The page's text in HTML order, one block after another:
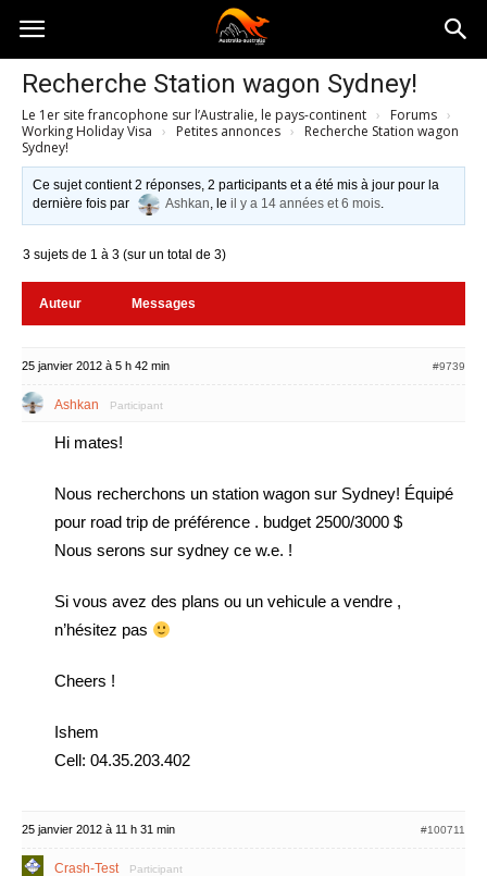
Australia-
australie.com
Recherche Station wagon Sydney!
Le 1er site francophone sur l’Australie, le pays-continent › Forums ›
Working Holiday Visa › Petites annonces ›
Recherche Station wagon
Sydney!
Ce sujet contient 2 réponses, 2 participants et a été mis à jour pour la
dernière fois par
Ashkan, leil y a 14 années et 6 mois.
3 sujets de 1 à 3 (sur un total de 3)
Auteur Messages
25 janvier 2012 à 5 h 42 min #9739
Ashkan Participant
Hi mates!
Nous recherchons un station wagon sur Sydney! Équipé
pour road trip de préférence . budget 2500/3000 $
Nous serons sur sydney ce w.e. !
Si vous avez des plans ou un vehicule a vendre ,
n’hésitez pas
Cheers !
Ishem
Cell: 04.35.203.402
25 janvier 2012 à 11 h 31 min #100711
Crash-Test Participant